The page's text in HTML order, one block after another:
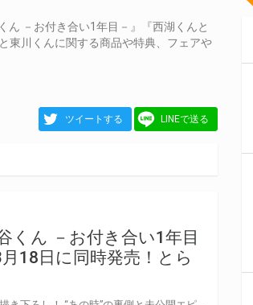
ん －お付き合い1年目－』『西湖くんと
東川くんに関する商品や特典、フェアや
ツイートする LINEで送る
くん －お付き合い1年目
18日に同時発売！とら